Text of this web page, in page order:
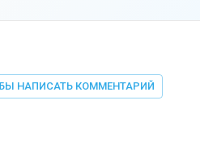
НАПИСАТЬ КОММЕНТАРИЙ